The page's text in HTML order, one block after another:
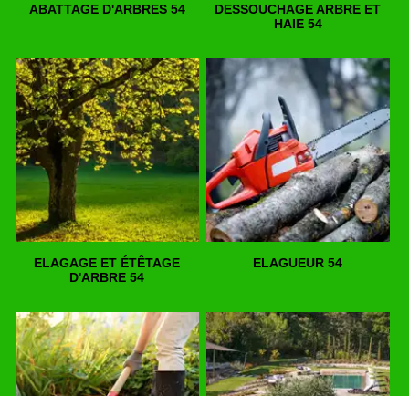
ABATTAGE D'ARBRES 54
DESSOUCHAGE ARBRE ET
HAIE 54
ELAGAGE ET ÉTÊTAGE
D'ARBRE 54
ELAGUEUR 54